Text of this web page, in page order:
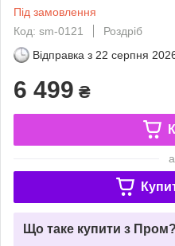
Під замовлення
Код: sm-0121
Роздріб
Відправка з 22 серпня
6 499 ₴
Що таке купити з Пром?